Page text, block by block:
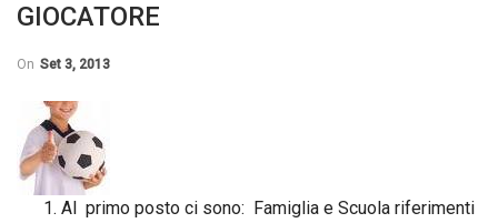
GIOCATORE
On Set 3, 2013
Al primo posto ci sono: Famiglia e Scuola riferimenti